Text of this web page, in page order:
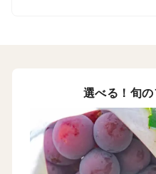
選べる！旬